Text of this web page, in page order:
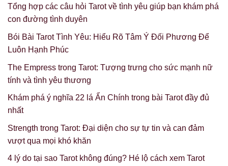
Tổng hợp các câu hỏi Tarot về tình yêu giúp bạn khám phá
con đường tình duyên
Bói Bài Tarot Tình Yêu: Hiểu Rõ Tâm Ý Đối Phương Để
Luôn Hạnh Phúc
The Empress trong Tarot: Tượng trưng cho sức mạnh nữ
tính và tình yêu thương
Khám phá ý nghĩa 22 lá Ẩn Chính trong bài Tarot đầy đủ
nhất
Strength trong Tarot: Đại diện cho sự tự tin và can đảm
vượt qua mọi khó khăn
4 lý do tại sao Tarot không đúng? Hé lộ cách xem Tarot